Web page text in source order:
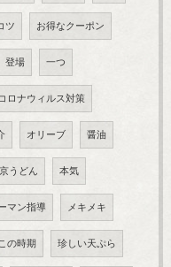
ツ お得なクーポン
登場 一つ
コロナウィルス対策
オリーブ 醤油
京うどん 本気
マン指導 メキメキ
この時期 珍しい天ぷら